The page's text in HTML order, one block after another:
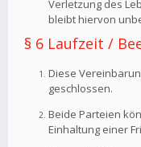
Verletzung des
bleibt hiervon
§ 6 Laufzeit /
Diese
geschlossen.
Beide Parteien
Einhaltung einer